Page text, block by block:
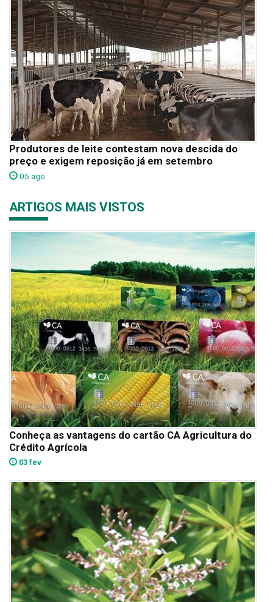
Produtores de leite contestam nova descida do
preço e exigem reposição já em setembro
05 ago
ARTIGOS MAIS VISTOS
Conheça as vantagens do cartão CA Agricultura do
Crédito Agrícola
03 fev